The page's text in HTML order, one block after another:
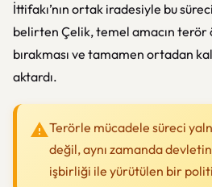
İttifakı’nın ortak iradesiyle bu
belirten Çelik, temel amacın
bırakması ve tamamen ortadan
aktardı.
Terörle mücadele süreci
değil, aynı zamanda
işbirliği ile yürütülen bir